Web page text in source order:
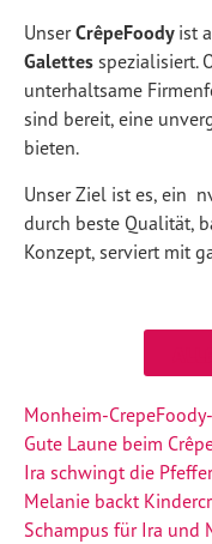
UnserCrêpeFoody ist
Galettes spezialisiert.
unterhaltsame
sind bereit, eine
bieten.
Unser Ziel ist es, ein
durch beste Qualität,
Konzept, serviert mit
Monheim-
Gute Laune beim
Ira schwingt die
Melanie backt
Schampus für Ira und